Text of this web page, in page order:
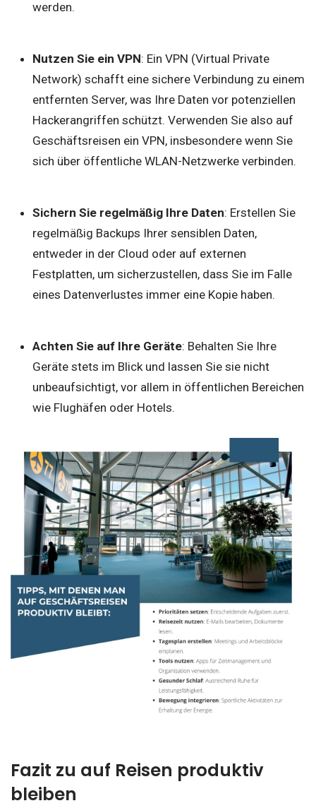
werden.
Nutzen Sie ein VPN: Ein VPN (Virtual Private
Network) schafft eine sichere Verbindung zu einem
entfernten Server, was Ihre Daten vor potenziellen
Hackerangriffen schützt. Verwenden Sie also auf
Geschäftsreisen ein VPN, insbesondere wenn Sie
sich über öffentliche WLAN-Netzwerke verbinden.
Sichern Sie regelmäßig Ihre Daten: Erstellen Sie
regelmäßig Backups Ihrer sensiblen Daten,
entweder in der Cloud oder auf externen
Festplatten, um sicherzustellen, dass Sie im Falle
eines Datenverlustes immer eine Kopie haben.
Achten Sie auf Ihre Geräte: Behalten Sie Ihre
Geräte stets im Blick und lassen Sie sie nicht
unbeaufsichtigt, vor allem in öffentlichen Bereichen
wie Flughäfen oder Hotels.
Fazit zu auf Reisen produktiv
bleiben